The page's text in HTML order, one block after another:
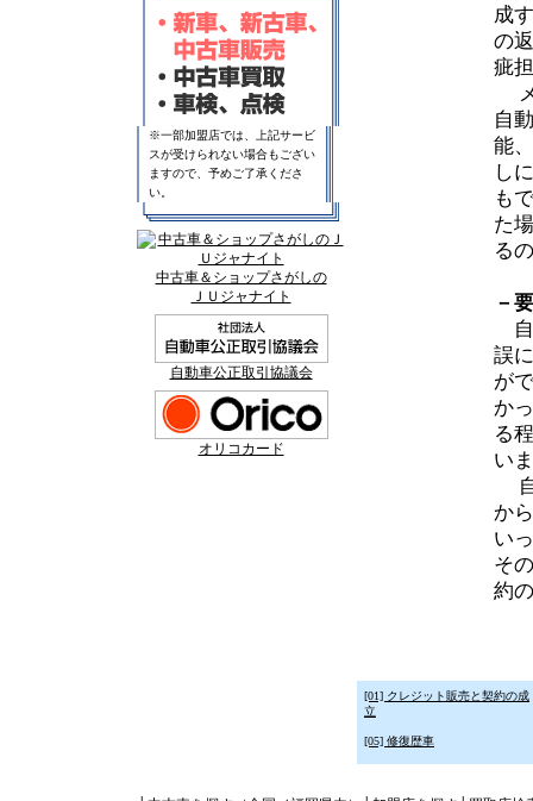
※一部加盟店では、上記サービ
スが受けられない場合もござい
ますので、予めご了承くださ
い。
中古車＆ショップさがしの
ＪＵジャナイト
自動車公正取引協議会
オリコカード
成
の
疵
メ
自
能
し
も
た
る
－
自
誤
が
か
る
い
自
か
い
そ
約
[01] クレジット販売と契約の成
立
[05] 修復歴車